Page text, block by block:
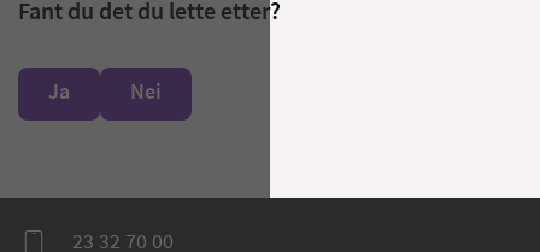
Fant du det du lette etter?
Ja Nei